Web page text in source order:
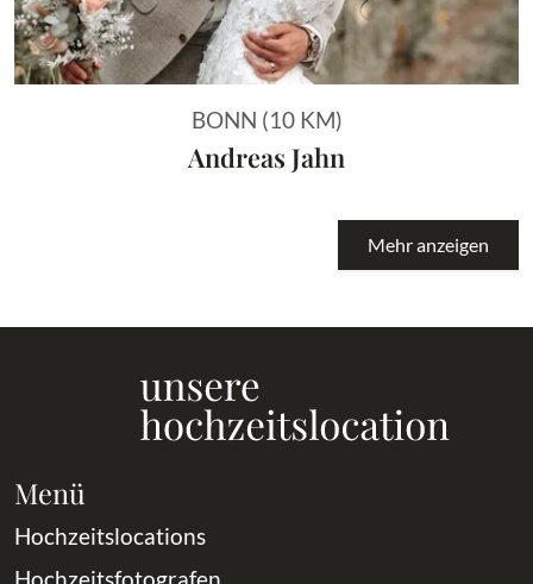
BONN (10 KM)
Andreas Jahn
Mehr anzeigen
Menü
Hochzeitslocations
Hochzeitsfotografen